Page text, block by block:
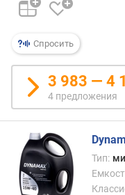
Спросить
3 983 — 4
4 предложения
Тип: